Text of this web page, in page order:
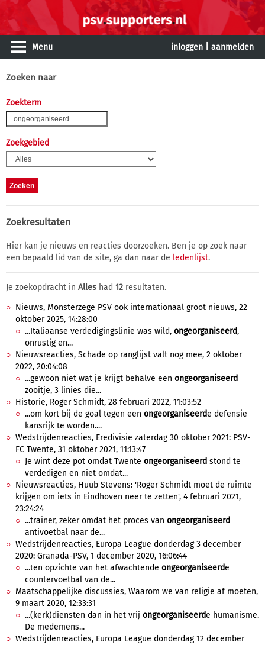
Menu inloggen aanmelden
Zoeken naar
Zoekterm
Zoekgebied
Zoekresultaten
Hier kan je nieuws en reacties doorzoeken. Ben je op zoek naar
een bepaald lid van de site, ga dan naar de ledenlijst.
Je zoekopdracht in Alles had 12 resultaten.
Nieuws, Monsterzege PSV ook internationaal groot nieuws, 22
oktober 2025, 14:28:00
...Italiaanse verdedigingslinie was wild, ongeorganiseerd,
onrustig en...
Nieuwsreacties, Schade op ranglijst valt nog mee, 2 oktober
2022, 20:04:08
...gewoon niet wat je krijgt behalve een ongeorganiseerd
zooitje, 3 linies die...
Historie, Roger Schmidt, 28 februari 2022, 11:03:52
...om kort bij de goal tegen een ongeorganiseerde defensie
kansrijk te worden....
Wedstrijdenreacties, Eredivisie zaterdag 30 oktober 2021: PSV-
FC Twente, 31 oktober 2021, 11:13:47
Je wint deze pot omdat Twente ongeorganiseerd stond te
verdedigen en niet omdat...
Nieuwsreacties, Huub Stevens: 'Roger Schmidt moet de ruimte
krijgen om iets in Eindhoven neer te zetten', 4 februari 2021,
23:24:24
...trainer, zeker omdat het proces van ongeorganiseerd
antivoetbal naar de...
Wedstrijdenreacties, Europa League donderdag 3 december
2020: Granada-PSV, 1 december 2020, 16:06:44
...ten opzichte van het afwachtende ongeorganiseerde
countervoetbal van de...
Maatschappelijke discussies, Waarom we van religie af moeten,
9 maart 2020, 12:33:31
...(kerk)diensten dan in het vrij ongeorganiseerde humanisme.
De medemens...
Wedstrijdenreacties, Europa League donderdag 12 december